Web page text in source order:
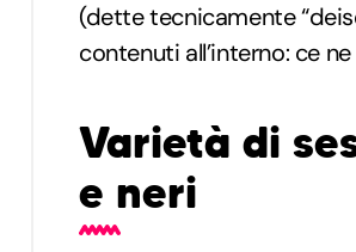
(dette tecnicamente
contenuti all’interno: ce
Varietà di
e neri